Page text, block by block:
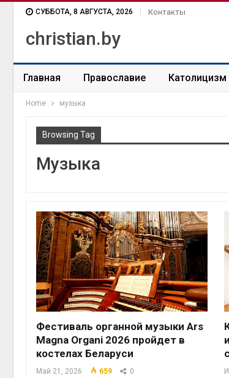
СУББОТА, 8 АВГУСТА, 2026 Контакты
christian.by
Главная Православие Католицизм
Home музыка
Browsing Tag
Музыка
Фестиваль органной музыки Ars
Magna Organi 2026 пройдет в
костелах Беларуси
Май 21, 2026 659 0